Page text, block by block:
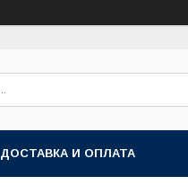
ДОСТАВКА И ОПЛАТА